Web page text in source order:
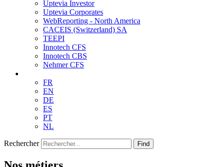
Uptevia Investor
Uptevia Corporates
WebReporting - North America
CACEIS (Switzerland) SA
TEEPI
Innotech CFS
Innotech CBS
Nehmer CFS
FR
EN
DE
ES
PT
NL
Rechercher Find